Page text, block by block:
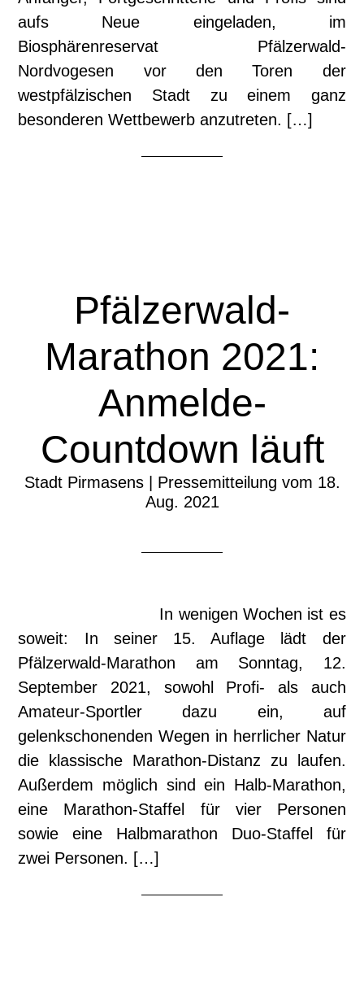
aufs Neue eingeladen, im
Biosphärenreservat Pfälzerwald-
Nordvogesen vor den Toren der
westpfälzischen Stadt zu einem ganz
besonderen Wettbewerb anzutreten. […]
Pfälzerwald-
Marathon 2021:
Anmelde-
Countdown läuft
Stadt Pirmasens | Pressemitteilung vom 18.
Aug. 2021
In wenigen Wochen ist es
soweit: In seiner 15. Auflage lädt der
Pfälzerwald-Marathon am Sonntag, 12.
September 2021, sowohl Profi- als auch
Amateur-Sportler dazu ein, auf
gelenkschonenden Wegen in herrlicher Natur
die klassische Marathon-Distanz zu laufen.
Außerdem möglich sind ein Halb-Marathon,
eine Marathon-Staffel für vier Personen
sowie eine Halbmarathon Duo-Staffel für
zwei Personen. […]